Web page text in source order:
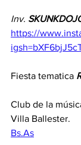
Inv.
https://
Fiesta tematica
Club de la
Villa Ballester.
Bs.As